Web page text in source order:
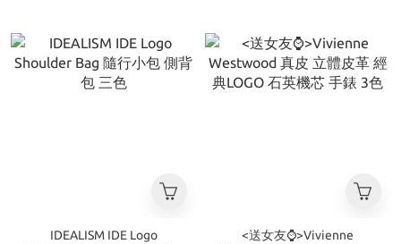
IDEALISM IDE Logo
<送女友⌚>Vivienne